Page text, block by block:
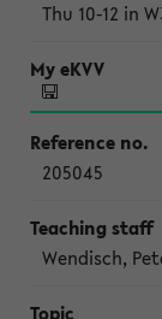
Thu 10-12 in
205045
Wendisch,